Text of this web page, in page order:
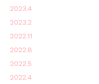
2023.4
2023.2
2022.11
2022.8
2022.5
2022.4